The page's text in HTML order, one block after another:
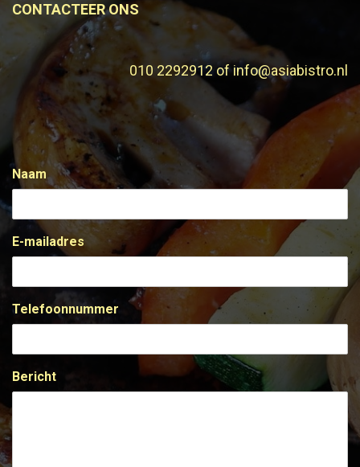
CONTACTEER ONS
010 2292912 of info@asiabistro.nl
Naam
E-mailadres
Telefoonnummer
Bericht